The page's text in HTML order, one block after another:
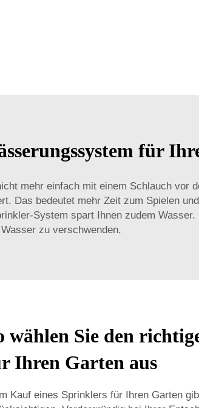
für
mehr einfach mit einem Schlauch vor
Das bedeutet mehr Zeit zum Spielen
System spart Ihnen zudem
zu verschwenden.
wählen Sie den
Ihren Garten aus
Kauf eines Sprinklers für Ihren Garten